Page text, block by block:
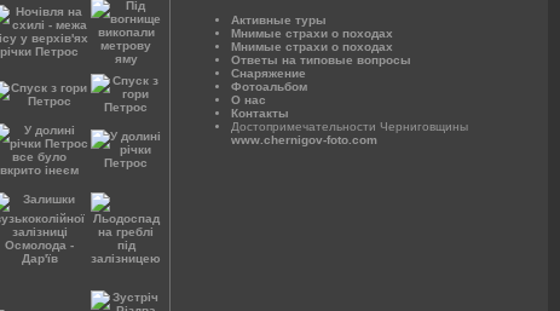
Активные туры
Мнимые страхи о походах
Мнимые страхи о походах
Ответы на типовые вопросы
Снаряжение
Фотоальбом
О нас
Контакты
Достопримечательности Черниговщины
www.chernigov-foto.com